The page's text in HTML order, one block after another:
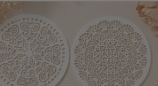
הדודלינג ובין אם את כבר מאיירת ומחפשת את
החומרים הטובים ביותר שיש – ערכת ה-BASIC
תעניק לך חופש יצירתי מוחלט, רוגע והנאה ללא
פשרות.